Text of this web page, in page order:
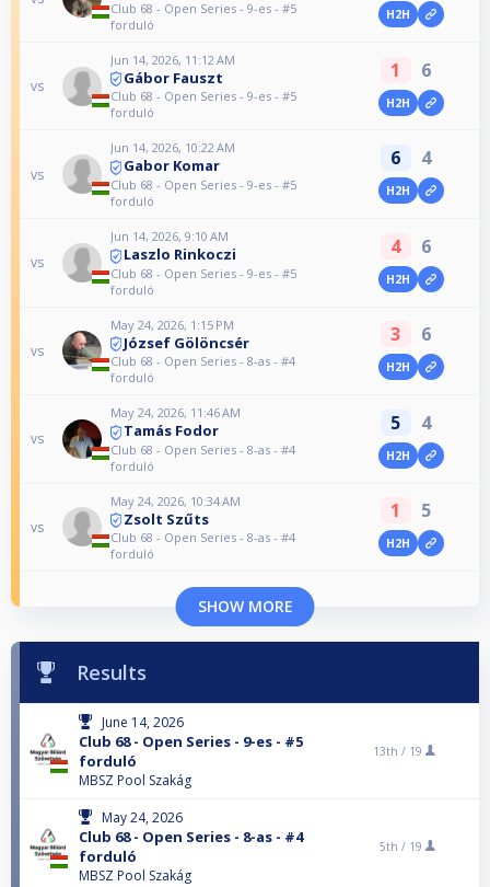
Club 68 - Open Series - 9-es - #5
forduló
H2H
vs
Jun 14, 2026, 11:12 AM
Gábor Fauszt
Club 68 - Open Series - 9-es - #5
forduló
1 6
H2H
vs
Jun 14, 2026, 10:22 AM
Gabor Komar
Club 68 - Open Series - 9-es - #5
forduló
6 4
H2H
vs
Jun 14, 2026, 9:10 AM
Laszlo Rinkoczi
Club 68 - Open Series - 9-es - #5
forduló
4 6
H2H
vs
May 24, 2026, 1:15 PM
József Gölöncsér
Club 68 - Open Series - 8-as - #4
forduló
3 6
H2H
vs
May 24, 2026, 11:46 AM
Tamás Fodor
Club 68 - Open Series - 8-as - #4
forduló
5 4
H2H
vs
May 24, 2026, 10:34 AM
Zsolt Szűts
Club 68 - Open Series - 8-as - #4
forduló
1 5
H2H
SHOW MORE
Results
June 14, 2026
Club 68 - Open Series - 9-es - #5
forduló
MBSZ Pool Szakág
13th / 19
May 24, 2026
Club 68 - Open Series - 8-as - #4
forduló
MBSZ Pool Szakág
5th / 19